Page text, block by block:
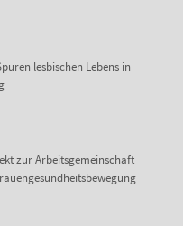
lesbischen Lebens in
zur Arbeitsgemeinschaft